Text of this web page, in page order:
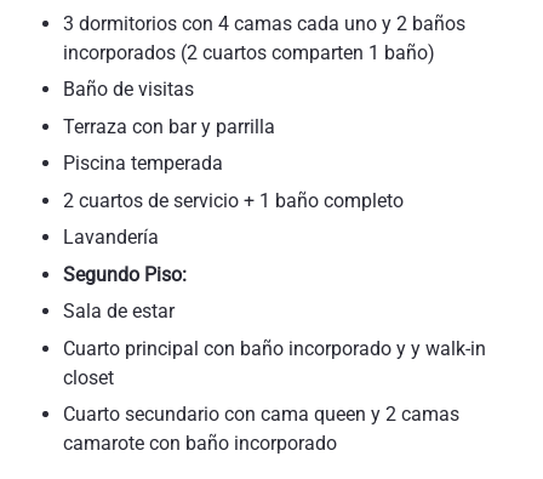
3 dormitorios con 4 camas cada uno y 2 baños
incorporados (2 cuartos comparten 1 baño)
Baño de visitas
Terraza con bar y parrilla
Piscina temperada
2 cuartos de servicio + 1 baño completo
Lavandería
Segundo Piso:
Sala de estar
Cuarto principal con baño incorporado y y walk-in
closet
Cuarto secundario con cama queen y 2 camas
camarote con baño incorporado